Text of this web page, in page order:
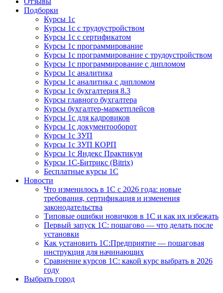
Подборки
Курсы 1с
Курсы 1с с трудоустройством
Курсы 1с с сертификатом
Курсы 1с программирование
Курсы 1с программирование с трудоустройством
Курсы 1с программирование с дипломом
Курсы 1с аналитика
Курсы 1с аналитика с дипломом
Курсы 1с бухгалтерия 8.3
Курсы главного бухгалтера
Курсы бухгалтер-маркетплейсов
Курсы 1с для кадровиков
Курсы 1с документооборот
Курсы 1с ЗУП
Курсы 1с ЗУП КОРП
Курсы 1с Яндекс Практикум
Курсы 1С-Битрикс (Bitrix)
Бесплатные курсы 1С
Новости
Что изменилось в 1С с 2026 года: новые
требования, сертификация и изменения
законодательства
Типовые ошибки новичков в 1С и как их избежать
Первый запуск 1С: пошагово — что делать после
установки
Как установить 1С:Предприятие — пошаговая
инструкция для начинающих
Сравнение курсов 1С: какой курс выбрать в 2026
году
Выбрать город